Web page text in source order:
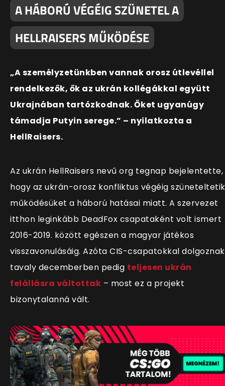
A HÁBORÚ VÉGÉIG SZÜNETEL A
HELLRAISERS MŰKÖDÉSE
„A személyzetünkben vannak orosz útlevéllel
rendelkezők, ők az ukrán kollégákkal együtt
Ukrajnában tartózkodnak. Őket ugyanúgy
támadja Putyin serege.” – nyilatkozta a
HellRaisers.
Az ukrán HellRaisers nevű org tegnap bejelentette,
hogy az ukrán-orosz konfliktus végéig szüneteltetik
működésüket a háború hatásai miatt. A szervezet
itthon leginkább DeadFox csapataként volt ismert
2016-2019. között egészen a magyar játékos
visszavonulásáig. Azóta CIS-csapatokkal
tavaly decemberben pedig teljesen ukrán
felállásra váltottak – most ez a projekt
bizonytalanná vált.